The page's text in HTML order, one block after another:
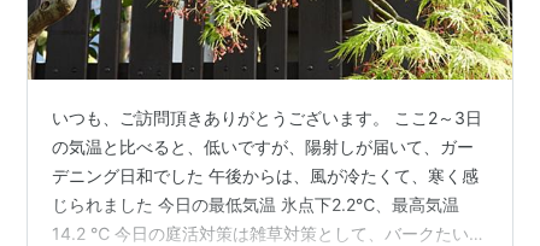
いつも、ご訪問頂きありがとうございます。 ここ2～3日
の気温と比べると、低いですが、陽射しが届いて、ガー
デニング日和でした 午後からは、風が冷たくて、寒く感
じられました 今日の最低気温 氷点下2.2℃、最高気温
14.2 ℃ 今日の庭活対策は雑草対策として、バークたい肥